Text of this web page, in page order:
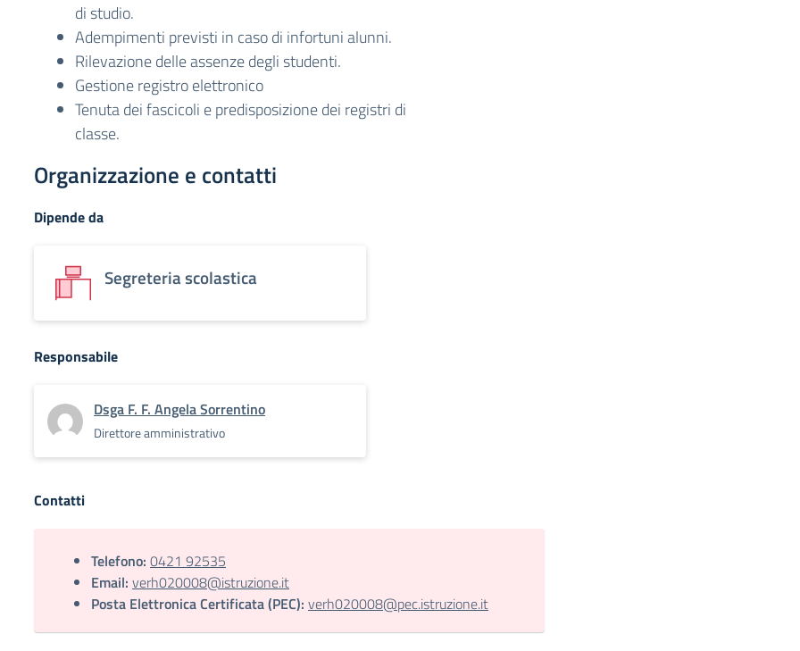
di studio.
Adempimenti previsti in caso di infortuni alunni.
Rilevazione delle assenze degli studenti.
Gestione registro elettronico
Tenuta dei fascicoli e predisposizione dei registri di
classe.
Organizzazione e contatti
Dipende da
Segreteria scolastica
Responsabile
Dsga F. F. Angela Sorrentino
Direttore amministrativo
Contatti
Telefono: 0421 92535
Email: verh020008@istruzione.it
Posta Elettronica Certificata (PEC): verh020008@pec.istruzione.it